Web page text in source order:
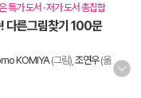
특가 도서 · 저가 도서 총집합
다른그림찾기 100문
KOMIYA(그림), 조연우(옮